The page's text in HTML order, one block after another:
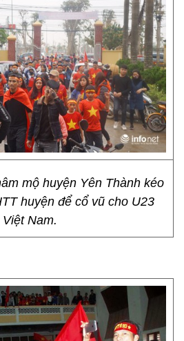
mộ huyện Yên Thành kéo
huyện để cổ vũ cho U23
Việt Nam.